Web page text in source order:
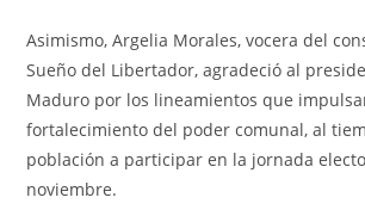
Asimismo, Argelia Morales, vocera del
Sueño del Libertador, agradeció al
Maduro por los lineamientos que
fortalecimiento del poder comunal, al
población a participar en la jornada
noviembre.